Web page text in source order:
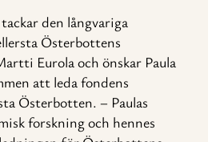
den långvariga
Österbottens
Eurola och önskar Paula
att leda fondens
Österbotten. – Paulas
forskning och hennes